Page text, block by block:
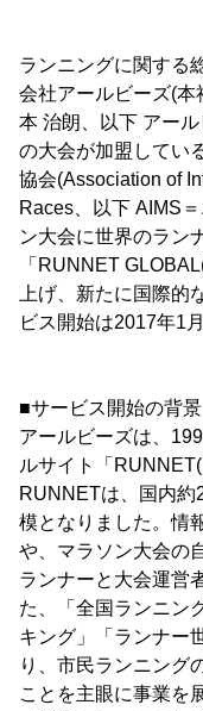
ランニングに関する
会社アールビーズ(本
本 治朗、以下 アー
の大会が加盟してい
協会(Association of
Races、以下 AIMS
ン大会に世界のラン
「RUNNET
上げ、新たに国際的
ビス開始は2017年1
■サービス開始の背景
アールビーズは、
ルサイト「
RUNNETは、国内約
模となりました。情
や、マラソン大会の
ランナーと大会運営
た、「全国ランニン
キング」「ランナー
り、市民ランニング
ことを主眼に事業を